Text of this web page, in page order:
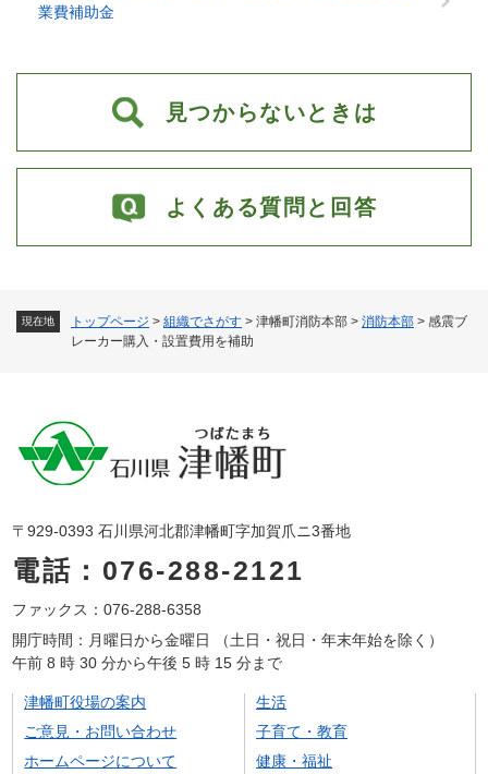
現在地 トップページ > 組織でさがす > 津幡町消防本部 > 消防本部 > 感震ブ
レーカー購入・設置費用を補助
業費補助金
見つからないときは
よくある質問と回答
〒929-0393 石川県河北郡津幡町字加賀爪ニ3番地
電話：076-288-2121
ファックス：076-288-6358
開庁時間：月曜日から金曜日 （土日・祝日・年末年始を除く）
午前 8 時 30 分から午後 5 時 15 分まで
津幡町役場の案内
ご意見・お問い合わせ
ホームページについて
生活
子育て・教育
健康・福祉